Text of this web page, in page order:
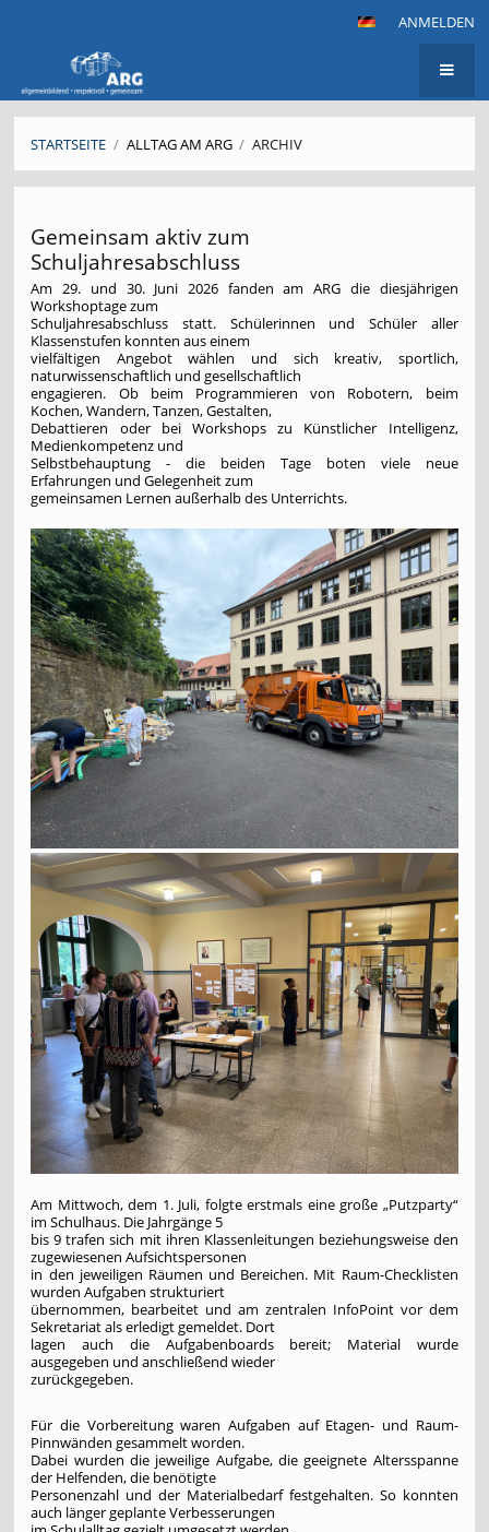
ANMELDEN
STARTSEITE / ALLTAG AM ARG / ARCHIV
Gemeinsam aktiv zum
Schuljahresabschluss
Am 29. und 30. Juni 2026 fanden am ARG die diesjährigen
Workshoptage zum
Schuljahresabschluss statt. Schülerinnen und Schüler aller
Klassenstufen konnten aus einem
vielfältigen Angebot wählen und sich kreativ, sportlich,
naturwissenschaftlich und gesellschaftlich
engagieren. Ob beim Programmieren von Robotern, beim
Kochen, Wandern, Tanzen, Gestalten,
Debattieren oder bei Workshops zu Künstlicher Intelligenz,
Medienkompetenz und
Selbstbehauptung - die beiden Tage boten viele neue
Erfahrungen und Gelegenheit zum
gemeinsamen Lernen außerhalb des Unterrichts.
Am Mittwoch, dem 1. Juli, folgte erstmals eine große „Putzparty“
im Schulhaus. Die Jahrgänge 5
bis 9 trafen sich mit ihren Klassenleitungen beziehungsweise den
zugewiesenen Aufsichtspersonen
in den jeweiligen Räumen und Bereichen. Mit Raum-Checklisten
wurden Aufgaben strukturiert
übernommen, bearbeitet und am zentralen InfoPoint vor dem
Sekretariat als erledigt gemeldet. Dort
lagen auch die Aufgabenboards bereit; Material wurde
ausgegeben und anschließend wieder
zurückgegeben.
Für die Vorbereitung waren Aufgaben auf Etagen- und Raum-
Pinnwänden gesammelt worden.
Dabei wurden die jeweilige Aufgabe, die geeignete Altersspanne
der Helfenden, die benötigte
Personenzahl und der Materialbedarf festgehalten. So konnten
auch länger geplante Verbesserungen